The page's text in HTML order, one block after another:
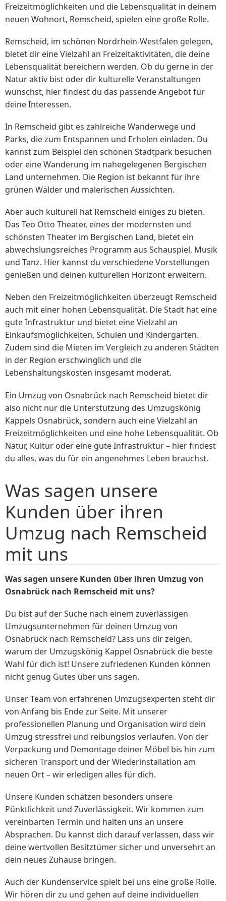
Freizeitmöglichkeiten und die Lebensqualität in deinem
neuen Wohnort, Remscheid, spielen eine große Rolle.
Remscheid, im schönen Nordrhein-Westfalen gelegen,
bietet dir eine Vielzahl an Freizeitaktivitäten, die deine
Lebensqualität bereichern werden. Ob du gerne in der
Natur aktiv bist oder dir kulturelle Veranstaltungen
wünschst, hier findest du das passende Angebot für
deine Interessen.
In Remscheid gibt es zahlreiche Wanderwege und
Parks, die zum Entspannen und Erholen einladen. Du
kannst zum Beispiel den schönen Stadtpark besuchen
oder eine Wanderung im nahegelegenen Bergischen
Land unternehmen. Die Region ist bekannt für ihre
grünen Wälder und malerischen Aussichten.
Aber auch kulturell hat Remscheid einiges zu bieten.
Das Teo Otto Theater, eines der modernsten und
schönsten Theater im Bergischen Land, bietet ein
abwechslungsreiches Programm aus Schauspiel, Musik
und Tanz. Hier kannst du verschiedene Vorstellungen
genießen und deinen kulturellen Horizont erweitern.
Neben den Freizeitmöglichkeiten überzeugt Remscheid
auch mit einer hohen Lebensqualität. Die Stadt hat eine
gute Infrastruktur und bietet eine Vielzahl an
Einkaufsmöglichkeiten, Schulen und Kindergärten.
Zudem sind die Mieten im Vergleich zu anderen Städten
in der Region erschwinglich und die
Lebenshaltungskosten insgesamt moderat.
Ein Umzug von Osnabrück nach Remscheid bietet dir
also nicht nur die Unterstützung des Umzugskönig
Kappels Osnabrück, sondern auch eine Vielzahl an
Freizeitmöglichkeiten und eine hohe Lebensqualität. Ob
Natur, Kultur oder eine gute Infrastruktur – hier findest
du alles, was du für ein angenehmes Leben brauchst.
Was sagen unsere
Kunden über ihren
Umzug nach Remscheid
mit uns
Was sagen unsere Kunden über ihren Umzug von
Osnabrück nach Remscheid mit uns?
Du bist auf der Suche nach einem zuverlässigen
Umzugsunternehmen für deinen Umzug von
Osnabrück nach Remscheid? Lass uns dir zeigen,
warum der Umzugskönig Kappel Osnabrück die beste
Wahl für dich ist! Unsere zufriedenen Kunden können
nicht genug Gutes über uns sagen.
Unser Team von erfahrenen Umzugsexperten steht dir
von Anfang bis Ende zur Seite. Mit unserer
professionellen Planung und Organisation wird dein
Umzug stressfrei und reibungslos verlaufen. Von der
Verpackung und Demontage deiner Möbel bis hin zum
sicheren Transport und der Wiederinstallation am
neuen Ort – wir erledigen alles für dich.
Unsere Kunden schätzen besonders unsere
Pünktlichkeit und Zuverlässigkeit. Wir kommen zum
vereinbarten Termin und halten uns an unsere
Absprachen. Du kannst dich darauf verlassen, dass wir
deine wertvollen Besitztümer sicher und unversehrt an
dein neues Zuhause bringen.
Auch der Kundenservice spielt bei uns eine große Rolle.
Wir hören dir zu und gehen auf deine individuellen